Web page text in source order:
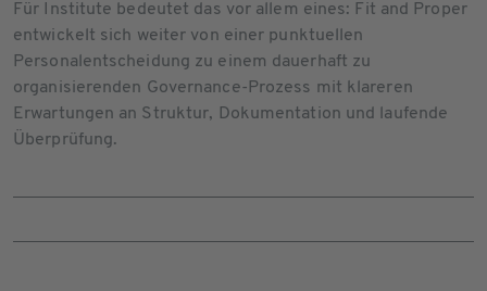
Für Institute bedeutet das vor allem eines: Fit and Proper
entwickelt sich weiter von einer punktuellen
Personalentscheidung zu einem dauerhaft zu
organisierenden Governance-Prozess mit klareren
Erwartungen an Struktur, Dokumentation und laufende
Überprüfung.